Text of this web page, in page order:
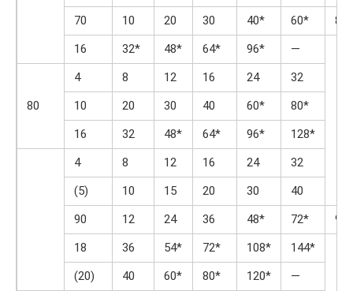
70
10 20 30 40* 60*
80*
16
32* 48* 64* 96* —
80
4 8 12 16 24
32
10
20 30 40 60*
80*
16
32 48* 64* 96*
128*
4
8 12 16 24
32
(5)
10 15 20 30
40
90
12 24 36 48* 72*
96*
18
36 54* 72* 108*
144*
(20)
40 60* 80* 120* —